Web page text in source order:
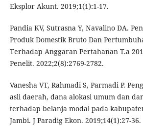
Eksplor Akunt. 2019;1(1):1-17.
Pandia KV, Sutrasna Y, Navalino DA.
Produk Domestik Bruto Dan
Terhadap Anggaran Pertahanan T.a
Penelit. 2022;2(8):2769-2782.
Vanesha VT, Rahmadi S, Parmadi P.
asli daerah, dana alokasi umum dan
terhadap belanja modal pada
Jambi. J Paradig Ekon. 2019;14(1):27-36.